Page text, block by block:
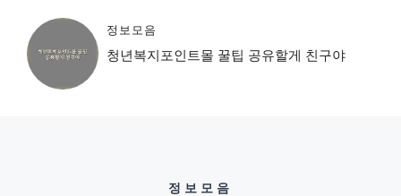
정보모음
청년복지포인트몰 꿀팁 공유할게 친구야
정보모음